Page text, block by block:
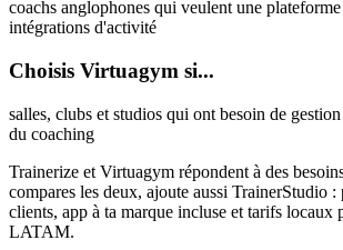
coachs anglophones qui veulent une
intégrations d'activité
Choisis Virtuagym si...
salles, clubs et studios qui ont besoin de
du coaching
Trainerize et Virtuagym répondent à des
compares les deux, ajoute aussi TrainerStudio
clients, app à ta marque incluse et tarifs locaux
LATAM.